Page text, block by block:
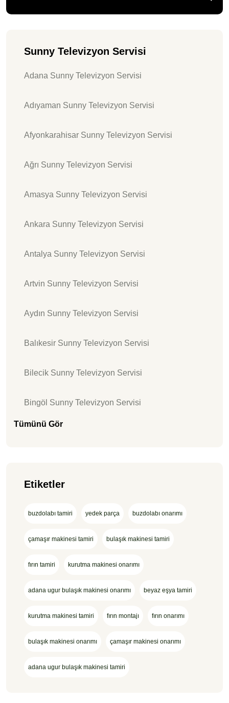
Sunny Televizyon Servisi
Adana Sunny Televizyon Servisi
Adıyaman Sunny Televizyon Servisi
Afyonkarahisar Sunny Televizyon Servisi
Ağrı Sunny Televizyon Servisi
Amasya Sunny Televizyon Servisi
Ankara Sunny Televizyon Servisi
Antalya Sunny Televizyon Servisi
Artvin Sunny Televizyon Servisi
Aydın Sunny Televizyon Servisi
Balıkesir Sunny Televizyon Servisi
Bilecik Sunny Televizyon Servisi
Bingöl Sunny Televizyon Servisi
Tümünü Gör
Etiketler
buzdolabı tamiri yedek parça buzdolabı onarımı
çamaşır makinesi tamiri bulaşık makinesi tamiri
fırın tamiri kurutma makinesi onarımı
adana ugur bulaşık makinesi onarımı beyaz eşya tamiri
kurutma makinesi tamiri fırın montajı fırın onarımı
bulaşık makinesi onarımı çamaşır makinesi onarımı
adana ugur bulaşık makinesi tamiri